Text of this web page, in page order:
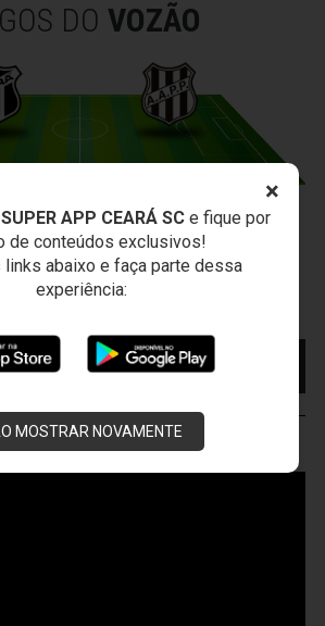
×
SUPER APP CEARÁ SCe fique por
de conteúdos exclusivos!
links abaixo e faça parte dessa
experiência:
MOSTRAR NOVAMENTE
DO VOZÃO
X PONTE PRETA
feira, 07/08/2026 - 20:30
(Castelão) - Capital/CE
• 2º Turno • 21 ª Rodada
COMPRE AQUI SEU
INGRESSO
VOZÃOTV